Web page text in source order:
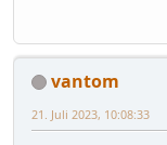
vantom
21. Juli 2023, 10:08:33